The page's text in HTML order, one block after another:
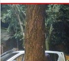
d
a
e
m